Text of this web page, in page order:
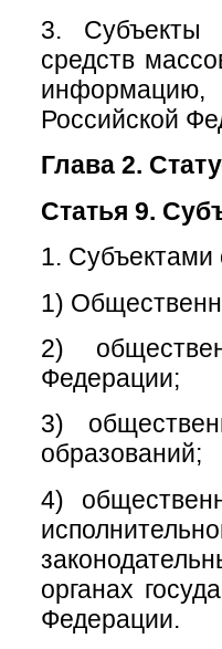
3. Субъекты
средств
информацию,
Российской
Глава 2.
Статья 9.
1. Субъектами
1)
2)
Федерации;
3)
образований;
4)
органах
Федерации.